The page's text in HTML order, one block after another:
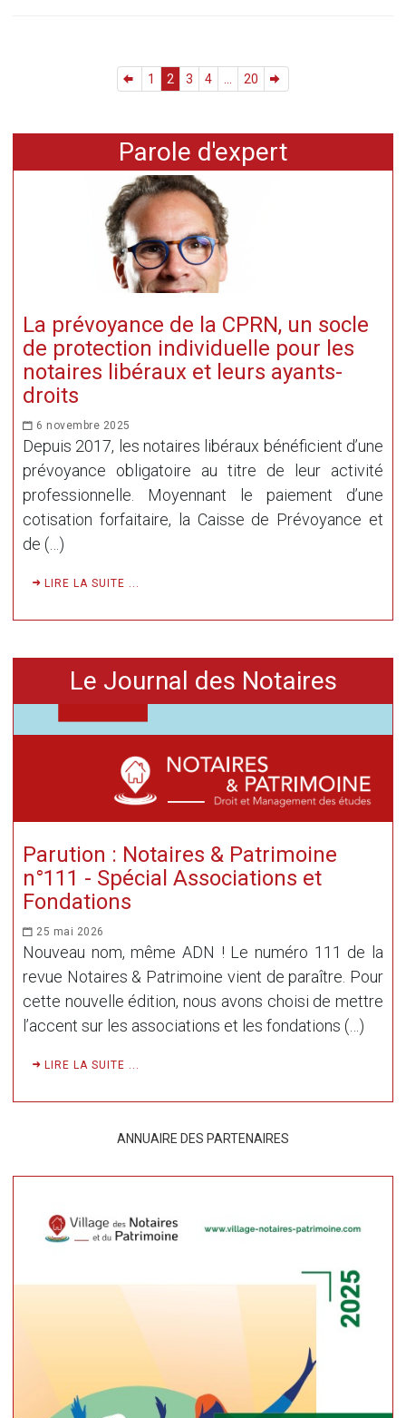
1 2 3 4 20
Parole d'expert
La prévoyance de la CPRN, un socle
de protection individuelle pour les
notaires libéraux et leurs ayants-
droits
6 novembre 2025
Depuis 2017, les notaires libéraux bénéficient d’une
prévoyance obligatoire au titre de leur activité
professionnelle. Moyennant le paiement d’une
cotisation forfaitaire, la Caisse de Prévoyance et
de (…)
LIRE LA SUITE ...
Le Journal des Notaires
Parution : Notaires & Patrimoine
n°111 - Spécial Associations et
Fondations
25 mai 2026
Nouveau nom, même ADN ! Le numéro 111 de la
revue Notaires & Patrimoine vient de paraître. Pour
cette nouvelle édition, nous avons choisi de mettre
l’accent sur les associations et les fondations (…)
LIRE LA SUITE ...
ANNUAIRE DES PARTENAIRES